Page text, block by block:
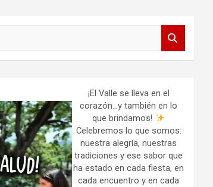
¡El Valle se lleva en el
corazón…y también en lo
que brindamos!
Celebremos lo que somos:
nuestra alegría, nuestras
tradiciones y ese sabor que
ha estado en cada fiesta, en
cada encuentro y en cada